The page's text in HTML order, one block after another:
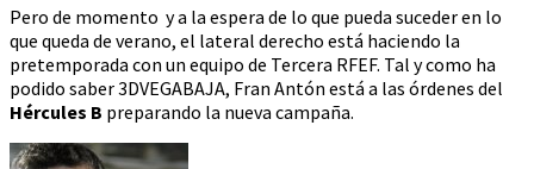
Pero de momento y a la espera de lo que pueda suceder en lo
que queda de verano, el lateral derecho está haciendo la
pretemporada con un equipo de Tercera RFEF. Tal y como ha
podido saber 3DVEGABAJA, Fran Antón está a las órdenes del
Hércules B preparando la nueva campaña.